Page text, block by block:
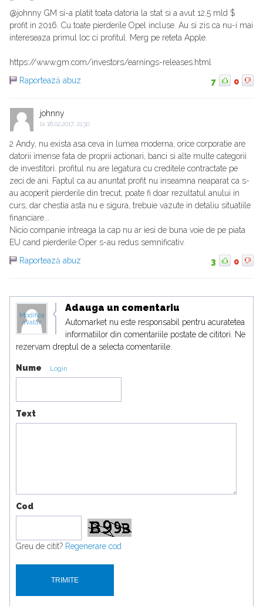
@johnny GM si-a platit toata datoria la stat si a avut 12.5 mld $
profit in 2016. Cu toate pierderile Opel incluse. Au si zis ca nu-i mai
intereseaza primul loc ci profitul. Merg pe reteta Apple.
https://www.gm.com/investors/earnings-releases.html
Raportează abuz
7 0
johnny
la 18.02.2017, 21:30
2 Andy, nu exista asa ceva in lumea moderna, orice corporatie are
datorii imense fata de proprii actionari, banci si alte multe categorii
de investitori. profitul nu are legatura cu creditele contractate pe
zeci de ani. Faptul ca au anuntat profit nu inseamna neaparat ca s-
au acoperit pierderile din trecut, poate fi doar rezultatul anului in
curs, dar chestia asta nu e sigura, trebuie vazute in detaliu situatiile
financiare...
Nicio companie intreaga la cap nu ar iesi de buna voie de pe piata
EU cand pierderile Oper s-au redus semnificativ.
Raportează abuz
3 0
Modifica
avatar
Adauga un comentariu
Automarket nu este responsabil pentru acuratetea
informatiilor din comentariile postate de cititori. Ne
rezervam dreptul de a selecta comentariile.
Nume Login
Text
Cod
Greu de citit? Regenerare cod